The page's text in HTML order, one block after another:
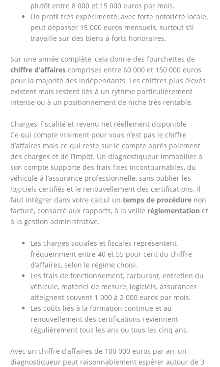
plutôt entre 8 000 et 15 000 euros par mois.
Un profil très expérimenté, avec forte notoriété locale,
peut dépasser 15 000 euros mensuels, surtout s’il
travaille sur des biens à forts honoraires.
Sur une année complète, cela donne des fourchettes de
chiffre d’affaires comprises entre 60 000 et 150 000 euros
pour la majorité des indépendants. Les chiffres plus élevés
existent mais restent liés à un rythme particulièrement
intense ou à un positionnement de niche très rentable.
Charges, fiscalité et revenu net réellement disponible
Ce qui compte vraiment pour vous n’est pas le chiffre
d’affaires mais ce qui reste sur le compte après paiement
des charges et de l’impôt. Un diagnostiqueur immobilier à
son compte supporte des frais fixes incontournables, du
véhicule à l’assurance professionnelle, sans oublier les
logiciels certifiés et le renouvellement des certifications. Il
faut intégrer dans votre calcul untemps de procédure non
facturé, consacré aux rapports, à la veille réglementation et
à la gestion administrative.
Les charges sociales et fiscales représentent
fréquemment entre 40 et 55 pour cent du chiffre
d’affaires, selon le régime choisi.
Les frais de fonctionnement, carburant, entretien du
véhicule, matériel de mesure, logiciels, assurances
atteignent souvent 1 000 à 2 000 euros par mois.
Les coûts liés à la formation continue et au
renouvellement des certifications reviennent
régulièrement tous les ans ou tous les cinq ans.
Avec un chiffre d’affaires de 100 000 euros par an, un
diagnostiqueur peut raisonnablement espérer autour de 3